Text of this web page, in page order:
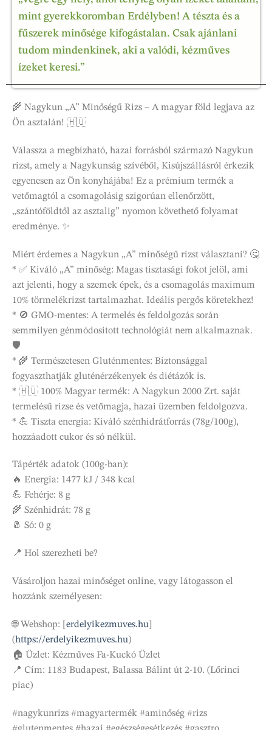
mint gyerekkoromban Erdélyben! A tészta és a
fűszerek minősége kifogástalan. Csak ajánlani
tudom mindenkinek, aki a valódi, kézműves
ízeket keresi.”
🌾 Nagykun „A” Minőségű Rizs – A magyar föld legjava az
Ön asztalán! 🇭🇺
Válassza a megbízható, hazai forrásból származó Nagykun
rizst, amely a Nagykunság szívéből, Kisújszállásról érkezik
egyenesen az Ön konyhájába! Ez a prémium termék a
vetőmagtól a csomagolásig szigorúan ellenőrzött,
„szántóföldtől az asztalig” nyomon követhető folyamat
eredménye. ✨
Miért érdemes a Nagykun „A” minőségű rizst választani? 🤔
* ✅ Kiváló „A” minőség: Magas tisztasági fokot jelöl, ami
azt jelenti, hogy a szemek épek, és a csomagolás maximum
10% törmelékrizst tartalmazhat. Ideális pergős köretekhez!
* 🚫 GMO-mentes: A termelés és feldolgozás során
semmilyen génmódosított technológiát nem alkalmaznak.
🛡️
* 🌾 Természetesen Gluténmentes: Biztonsággal
fogyaszthatják gluténérzékenyek és diétázók is.
* 🇭🇺 100% Magyar termék: A Nagykun 2000 Zrt. saját
termelésű rizse és vetőmagja, hazai üzemben feldolgozva.
* 💪 Tiszta energia: Kiváló szénhidrátforrás (78g/100g),
hozzáadott cukor és só nélkül.
Tápérték adatok (100g-ban):
🔥 Energia: 1477 kJ / 348 kcal
💪 Fehérje: 8 g
🌾 Szénhidrát: 78 g
🧂 Só: 0 g
📍 Hol szerezheti be?
Vásároljon hazai minőséget online, vagy látogasson el
hozzánk személyesen:
🌐 Webshop: [ erdelyikezmuves.hu
(https://erdelyikezmuves.hu)
🏠 Üzlet: Kézműves Fa-Kuckó Üzlet
📍 Cím: 1183 Budapest, Balassa Bálint út 2-10. (Lőrinci
piac)
#nagykunrizs #magyartermék #aminőség #rizs